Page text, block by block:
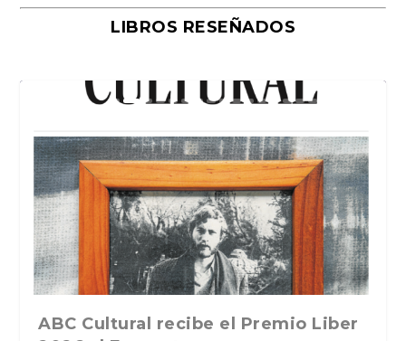
LIBROS RESEÑADOS
La verdadera odisea del espacio en
ABC Cultural recibe el Premio Liber
La cultura de la transgresión.